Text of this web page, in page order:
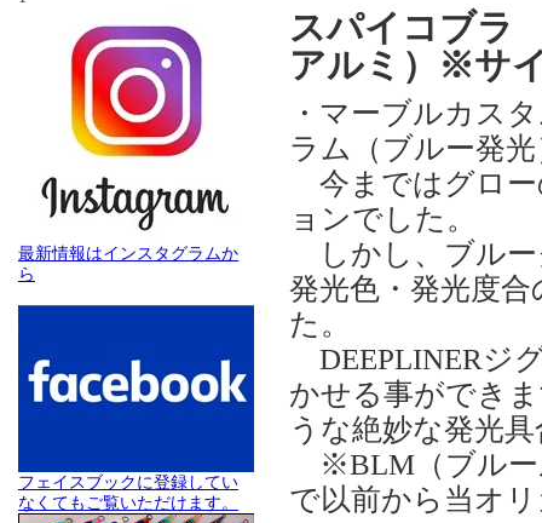
最新情報はインスタグラムか
ら
フェイスブックに登録してい
なくてもご覧いただけます。
スパイコブラ
アルミ）※サ
・マーブルカス
ラム（ブルー発
今まではグロー
ョンでした。
しかし、ブルー
発光色・発光度
た。
DEEPLINERジ
かせる事ができ
うな絶妙な発光
※BLM（ブルー
で以前から当オ